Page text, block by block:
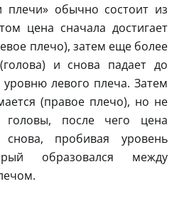
плечи» обычно состоит из
цена сначала достигает
плечо), затем еще более
и снова падает до
уровню левого плеча. Затем
(правое плечо), но не
головы, после чего цена
снова, пробивая уровень
образовался между